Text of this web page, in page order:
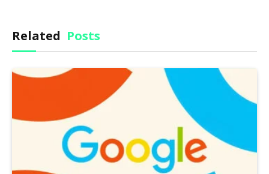
Related Posts